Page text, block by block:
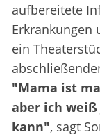
aufbereitete
Erkrankungen
ein
"Mama ist
aber ich
kann", sagt